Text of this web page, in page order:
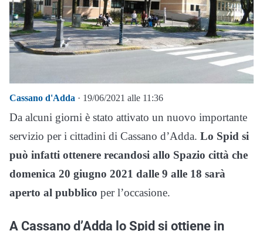
Cassano d'Adda · 19/06/2021 alle 11:36
Da alcuni giorni è stato attivato un nuovo importante
servizio per i cittadini di Cassano d’Adda. Lo Spid si
può infatti ottenere recandosi allo Spazio città che
domenica 20 giugno 2021 dalle 9 alle 18 sarà
aperto al pubblico per l’occasione.
A Cassano d’Adda lo Spid si ottiene in